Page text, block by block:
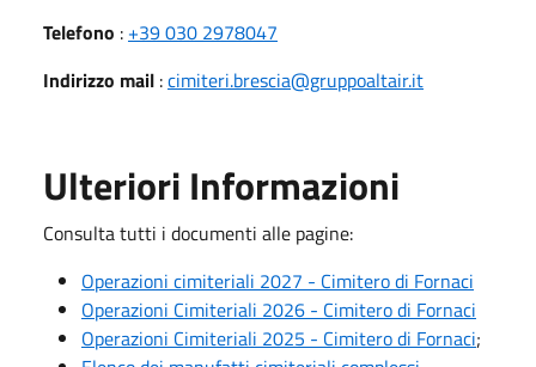
Telefono : +39 030 2978047
Indirizzo mail :cimiteri.brescia@gruppoaltair.it
Ulteriori Informazioni
Consulta tutti i documenti alle pagine:
Operazioni cimiteriali 2027 - Cimitero di Fornaci
Operazioni Cimiteriali 2026 - Cimitero di Fornaci
Operazioni Cimiteriali 2025 - Cimitero di Fornaci;